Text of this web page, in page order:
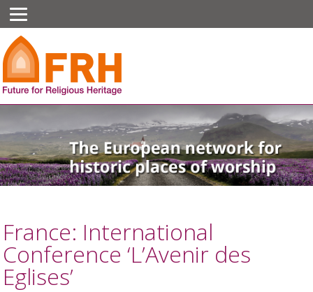
France: International
Conference ‘L’Avenir des
Eglises’